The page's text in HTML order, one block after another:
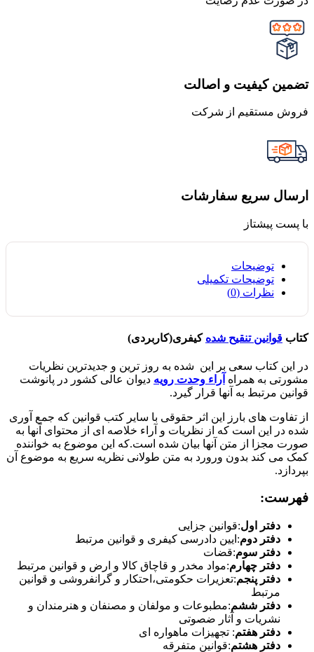
تضمین کیفیت و اصالت
فروش مستقیم از شرکت
ارسال سریع سفارشات
با پست پیشتاز
توضیحات
توضیحات تکمیلی
نظرات (0)
کتاب قوانین تنقیح شده کیفری(کاربردی)
در این کتاب سعی بر این شده به روز ترین و جدیدترین نظریات
مشورتی به همراه آراء وحدت رویه دیوان عالی کشور در پانوشت
قوانین مرتبط به آنها قرار گیرد.
از تفاوت های بارز این اثر حقوقی با سایر کتب قوانین که جمع آوری
شده در این است که از نظریات و آراء خلاصه ای از محتوای آنها به
صورت مجزا از متن آنها بیان شده است.که این موضوع به خواننده
کمک می کند بدون ورورد به متن طولانی نظریه سریع به موضوع آن
بپردازد.
فهرست:
دفتر اول:قوانین جزایی
دفتر دوم:ایین دادرسی کیفری و قوانین مرتبط
دفتر سوم:قضات
دفتر چهارم:مواد مخدر و قاچاق کالا و ارض و قوانین مرتبط
دفتر پنجم:تعزیرات حکومتی،احتکار و گرانفروشی و قوانین
مرتبط
دفتر ششم:مطبوعات و مولفان و مصنفان و هنرمندان و
نشریات و آثار ضصوتی
دفتر هفتم: تجهیزات ماهواره ای
دفتر هشتم:قوانین متفرقه